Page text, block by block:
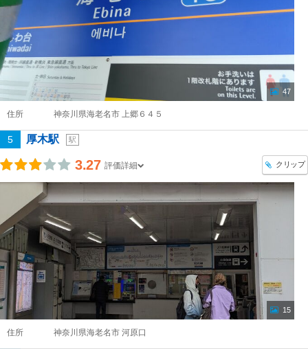
47
住所 神奈川県海老名市 上郷６４５
5 厚木駅 駅
3.27 評価詳細 クリップ
15
住所 神奈川県海老名市 河原口